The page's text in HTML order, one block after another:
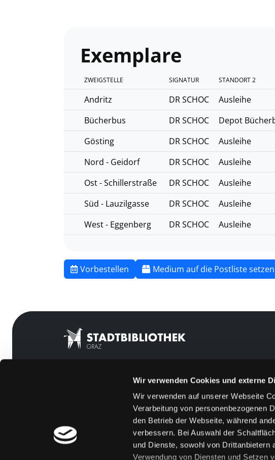
Wir verwenden Cookies und externe
Wir verwenden auf unserer Webseite
Verarbeitung von personenbezogenen
den Betrieb der Webseite, während
verbessern. Bei Auswahl der
und Dienste, sowohl von Drittanbietern
Verwendung von Diensten und Setzen
Exemplare
ZWEIGSTELLE SIGNATUR STANDORT 2
Andritz DR SCHOC Ausleihe
Bücherbus
DR SCHOC Depot
Gösting
DR SCHOC Ausleihe
Nord - Geidorf
DR SCHOC Ausleihe
Ost - Schillerstraße
DR SCHOC Ausleihe
Süd - Lauzilgasse
DR SCHOC Ausleihe
West - Eggenberg
DR SCHOC Ausleihe
Vorbestellen Medium auf die Postliste setzen
[kju:b]
Feedback
Kontakt
Über uns
Jobs
Medienwunsch